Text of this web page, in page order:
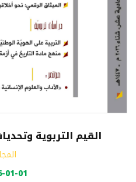
القيم التربوية
01-01